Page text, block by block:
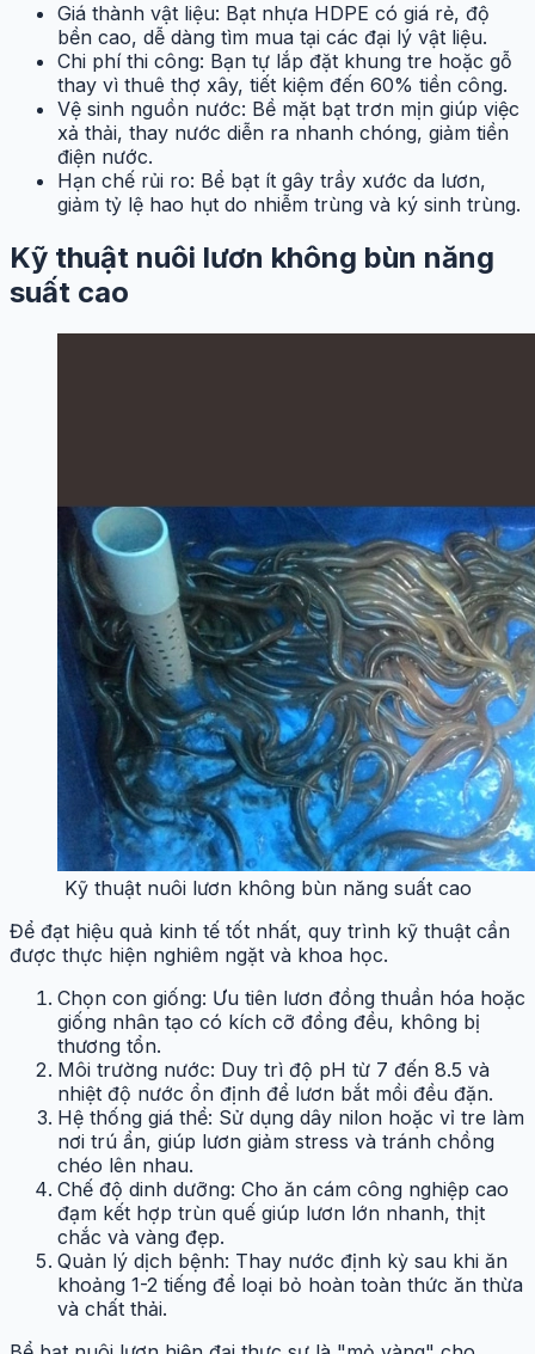
Giá thành vật liệu: Bạt nhựa HDPE có giá rẻ, độ
bền cao, dễ dàng tìm mua tại các đại lý vật liệu.
Chi phí thi công: Bạn tự lắp đặt khung tre hoặc gỗ
thay vì thuê thợ xây, tiết kiệm đến 60% tiền công.
Vệ sinh nguồn nước: Bề mặt bạt trơn mịn giúp việc
xả thải, thay nước diễn ra nhanh chóng, giảm tiền
điện nước.
Hạn chế rủi ro: Bể bạt ít gây trầy xước da lươn,
giảm tỷ lệ hao hụt do nhiễm trùng và ký sinh trùng.
Kỹ thuật nuôi lươn không bùn năng
suất cao
Kỹ thuật nuôi lươn không bùn năng suất cao
Để đạt hiệu quả kinh tế tốt nhất, quy trình kỹ thuật cần
được thực hiện nghiêm ngặt và khoa học.
Chọn con giống: Ưu tiên lươn đồng thuần hóa hoặc
giống nhân tạo có kích cỡ đồng đều, không bị
thương tổn.
Môi trường nước: Duy trì độ pH từ 7 đến 8.5 và
nhiệt độ nước ổn định để lươn bắt mồi đều đặn.
Hệ thống giá thể: Sử dụng dây nilon hoặc vỉ tre làm
nơi trú ẩn, giúp lươn giảm stress và tránh chồng
chéo lên nhau.
Chế độ dinh dưỡng: Cho ăn cám công nghiệp cao
đạm kết hợp trùn quế giúp lươn lớn nhanh, thịt
chắc và vàng đẹp.
Quản lý dịch bệnh: Thay nước định kỳ sau khi ăn
khoảng 1-2 tiếng để loại bỏ hoàn toàn thức ăn thừa
và chất thải.